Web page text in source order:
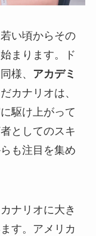
い頃からその
まります。ド
様、 アカデミ
カナリオは、
駆け上がって
としてのスキ
も注目を集め
ナリオに大き
す。アメリカ